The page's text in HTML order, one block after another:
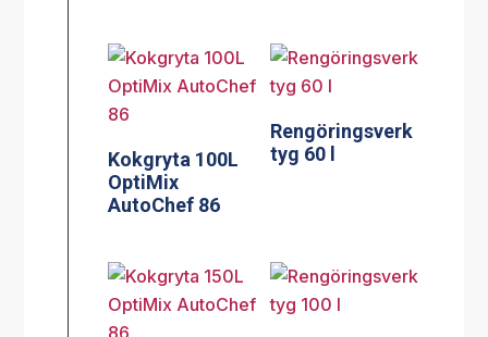
Kokgryta 100L
OptiMix
AutoChef 86
Rengöringsverk
tyg 60 l